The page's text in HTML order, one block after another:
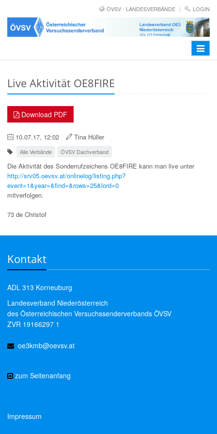
ÖVSV - LANDESVERBÄNDE LOGIN
Toggle
Live Aktivität OE8FIRE
Download PDF
10.07.17, 12:02 Tina Hüller
Alle Verbände ÖVSV Dachverband
Die Aktivität des Sonderrufzeichens OE8FIRE kann man live unter
http://srv05.oevsv.at/onlinelog/listing.php?
event=1&year=&find=&rows=25&lord=0
mitverfolgen.
73 de Christof
Kontakt
ADL 313 Korneuburg
Landesverband Niederösterreich
des Österreichischen Versuchssenderverbands ÖVSV
ZVR 19166297 1
oe3kmb@oevsv.at
zum Seitenanfang
Impressum